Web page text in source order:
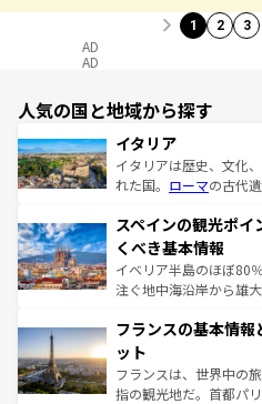
1 2 3
AD
AD
人気の国と地域から探す
イタリア
イタリアは歴史、文化
れた国。 ローマの古代
ろん、トスカーナの美
景など、自然景観も見
ピザやパスタなど、絶
できる。朝目覚めてか
なお、新着のイタリア
しい。
スペインの観光ポイ
くべき基本情報
イベリア半島のほぼ80
注ぐ地中海沿岸から雄
文化が根付くこの国で
れる闘牛、そして美味
る。首都マドリードの
アートに溢れた街角か
フランスの基本情
ット
フランスは、世界中の
指の観光地だ。首都パ